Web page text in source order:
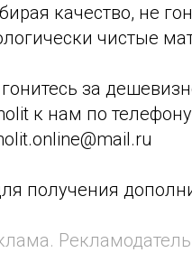
качество, не
чистые
за
к нам по
получения